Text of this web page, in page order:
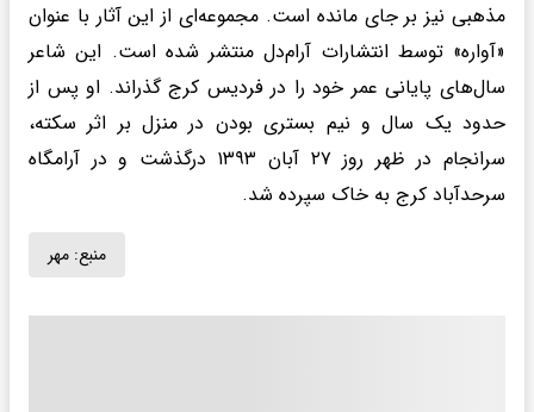
مذهبی نیز بر جای مانده است. مجموعه‌ای از این آثار با عنوان
«آواره» توسط انتشارات آرام‌دل منتشر شده است. این شاعر
سال‌های پایانی عمر خود را در فردیس کرج گذراند. او پس از
حدود یک سال و نیم بستری بودن در منزل بر اثر سکته،
سرانجام در ظهر روز ۲۷ آبان ۱۳۹۳ درگذشت و در آرامگاه
سرحدآباد کرج به خاک سپرده شد.
منبع: مهر